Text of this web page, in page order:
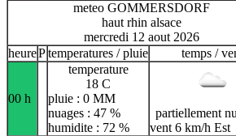
meteo GOMMERSDORF
haut rhin alsace
mercredi 12 aout 2026
heurePtemperatures / pluie temps /
00 h
temperature
18 C
pluie : 0 MM
nuages : 47 %
humidite : 72 %
partiellement
vent 6 km/h Est